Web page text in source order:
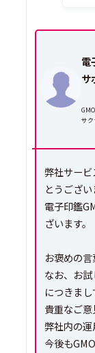
電
サ
サク
弊社サー
とうござい
電子印鑑
ざいます。
お褒めの
なお、お
につきまし
貴重なご意
弊社内の運
今後も